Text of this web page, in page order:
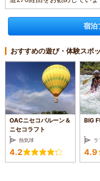
宿泊
おすすめの遊び・体験スポ
OACニセコバルーン＆
ニセコラフト
熱気球
4.2
BIG
ラ
4.9